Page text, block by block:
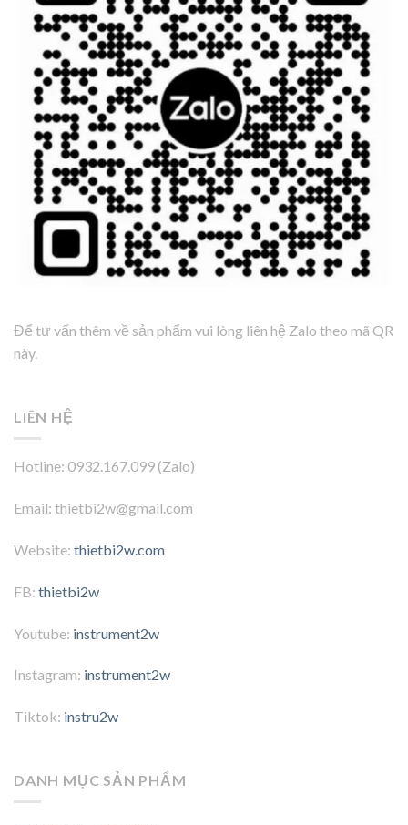
Để tư vấn thêm về sản phẩm vui lòng liên hệ Zalo theo mã QR
này.
LIÊN HỆ
Hotline: 0932.167.099 (Zalo)
Email: thietbi2w@gmail.com
Website: thietbi2w.com
FB: thietbi2w
Youtube: instrument2w
Instagram: instrument2w
Tiktok: instru2w
DANH MỤC SẢN PHẨM